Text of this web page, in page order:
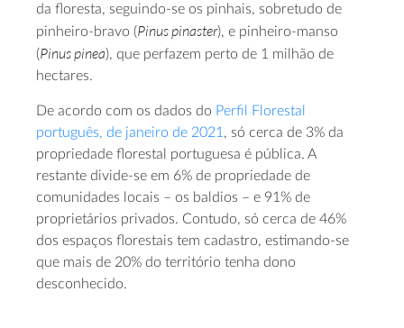
da floresta, seguindo-se os pinhais, sobretudo de
pinheiro-bravo (Pinus pinaster), e pinheiro-manso
(Pinus pinea), que perfazem perto de 1 milhão de
hectares.
De acordo com os dados do Perfil Florestal
português, de janeiro de 2021, só cerca de 3% da
propriedade florestal portuguesa é pública. A
restante divide-se em 6% de propriedade de
comunidades locais – os baldios – e 91% de
proprietários privados. Contudo, só cerca de 46%
dos espaços florestais tem cadastro, estimando-se
que mais de 20% do território tenha dono
desconhecido.